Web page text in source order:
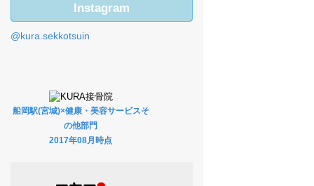
Instagram
@kura.sekkotsuin
船岡駅(宮城)×健康・美容サービスそ
の他部門
2017年08月時点